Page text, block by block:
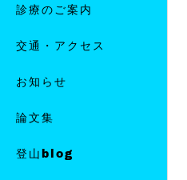
診療のご案内
交通・アクセス
お知らせ
論文集
登山blog